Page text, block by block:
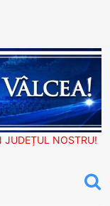
JUDEȚUL NOSTRU!